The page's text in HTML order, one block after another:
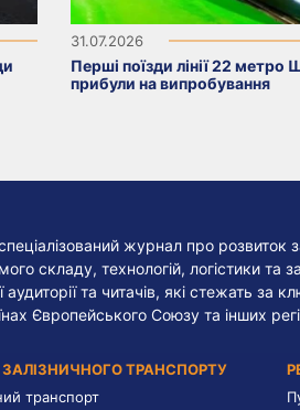
31.07.2026
Перші поїзди лінії 22 метро
прибули на випробування
журнал про розвиток
складу, технологій, логістики та
та читачів, які стежать за
Європейського Союзу та інших
ТРАНСПОРТУ
транспорт